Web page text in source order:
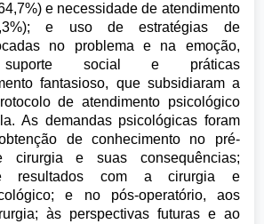
e necessidade de atendimento
e uso de estratégias de
no problema e na emoção,
social e práticas
fantasioso, que subsidiaram a
de atendimento psicológico
As demandas psicológicas foram
de conhecimento no pré-
cirurgia e suas consequências;
resultados com a cirurgia e
e no pós-operatório, aos
às perspectivas futuras e ao